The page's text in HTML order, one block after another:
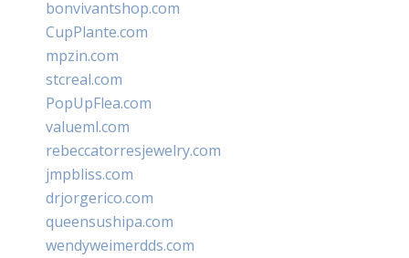
bonvivantshop.com
CupPlante.com
mpzin.com
stcreal.com
PopUpFlea.com
valueml.com
rebeccatorresjewelry.com
jmpbliss.com
drjorgerico.com
queensushipa.com
wendyweimerdds.com